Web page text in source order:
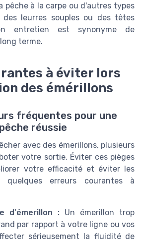
pêche à la carpe ou d'autres types
leurres souples ou des têtes
entretien est synonyme de
terme.
à éviter lors
des émérillons
fréquentes pour une
réussie
avec des émerillons, plusieurs
votre sortie. Éviter ces pièges
votre efficacité et éviter les
quelques erreurs courantes à
d'émerillon : Un émerillon trop
par rapport à votre ligne ou vos
sérieusement la fluidité de